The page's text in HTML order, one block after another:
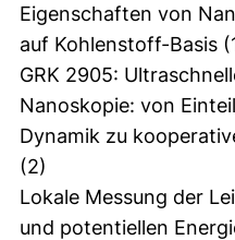
Eigenschaften von
auf Kohlenstoff-Basis
GRK 2905:
Nanoskopie: von
Dynamik zu
(2)
Lokale Messung der
und potentiellen